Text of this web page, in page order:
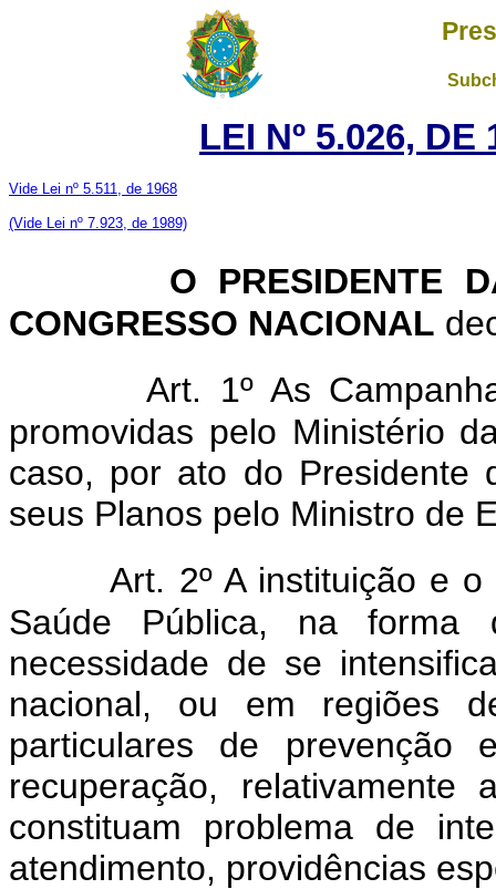
LEI Nº 5.026, DE
Vide Lei nº 5.511, de 1968
(Vide Lei nº 7.923, de 1989)
O PRESIDENTE
CONGRESSO NACIONAL
Art. 1º As
promovidas pelo Ministério
caso, por ato do Presidente
seus Planos pelo Ministro de
Art. 2º A instituição e
Saúde Pública, na forma
necessidade de se
nacional, ou em regiões
particulares de prevenção
recuperação,
constituam problema de
atendimento, providências